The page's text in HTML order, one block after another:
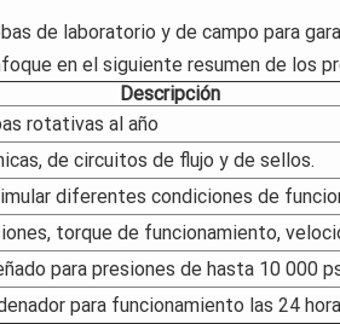
de laboratorio y de campo para
en el siguiente resumen de los
Descripción
rotativas al año
de circuitos de flujo y de sellos.
diferentes condiciones de
torque de funcionamiento,
para presiones de hasta 10 000
para funcionamiento las 24